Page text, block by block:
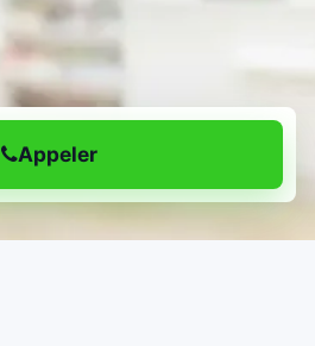
Appeler